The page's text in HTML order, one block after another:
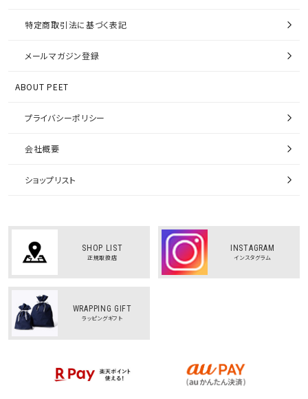
特定商取引法に基づく表記
メールマガジン登録
ABOUT PEET
プライバシーポリシー
会社概要
ショップリスト
SHOP LIST
正規取扱店
INSTAGRAM
インスタグラム
WRAPPING GIFT
ラッピングギフト